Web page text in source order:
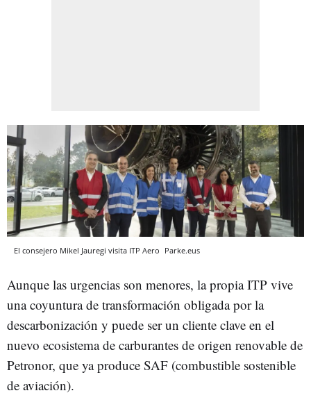
El consejero Mikel Jauregi visita ITP Aero Parke.eus
Aunque las urgencias son menores, la propia ITP vive
una coyuntura de transformación obligada por la
descarbonización y puede ser un cliente clave en el
nuevo ecosistema de carburantes de origen renovable de
Petronor, que ya produce SAF (combustible sostenible
de aviación).